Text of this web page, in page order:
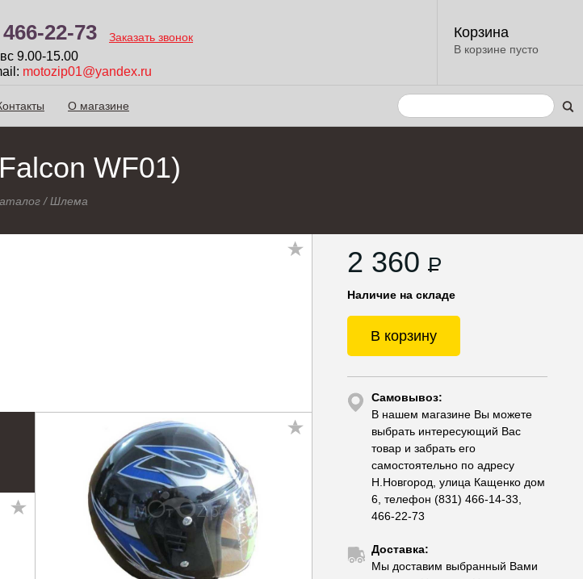
22-73 Заказать звонок
9.00-15.00
motozip01@yandex.ru
Корзина
В корзине пусто
О магазине
WF01)
/Шлема
2 360 P
Наличие на складе
В корзину
Самовывоз:
В нашем магазине Вы можете
выбрать интересующий Вас
товар и забрать его
самостоятельно по адресу
Н.Новгород, улица Кащенко дом
6, телефон (831) 466-14-33,
466-22-73
Доставка:
Мы доставим выбранный Вами